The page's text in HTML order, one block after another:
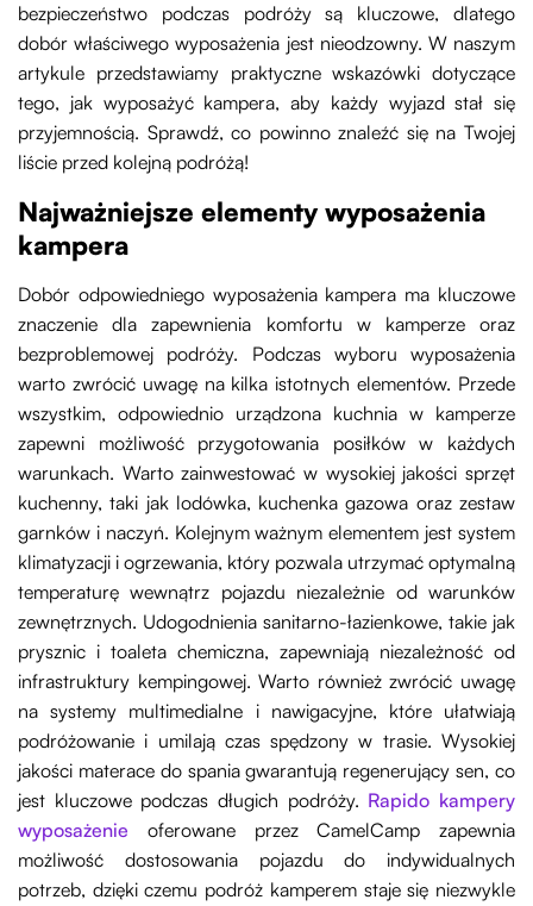
bezpieczeństwo podczas podróży są kluczowe, dlatego
dobór właściwego wyposażenia jest nieodzowny. W naszym
artykule przedstawiamy praktyczne wskazówki dotyczące
tego, jak wyposażyć kampera, aby każdy wyjazd stał się
przyjemnością. Sprawdź, co powinno znaleźć się na Twojej
liście przed kolejną podróżą!
Najważniejsze elementy wyposażenia
kampera
Dobór odpowiedniego wyposażenia kampera ma kluczowe
znaczenie dla zapewnienia komfortu w kamperze oraz
bezproblemowej podróży. Podczas wyboru wyposażenia
warto zwrócić uwagę na kilka istotnych elementów. Przede
wszystkim, odpowiednio urządzona kuchnia w kamperze
zapewni możliwość przygotowania posiłków w każdych
warunkach. Warto zainwestować w wysokiej jakości sprzęt
kuchenny, taki jak lodówka, kuchenka gazowa oraz zestaw
garnków i naczyń. Kolejnym ważnym elementem jest system
klimatyzacji i ogrzewania, który pozwala utrzymać optymalną
temperaturę wewnątrz pojazdu niezależnie od warunków
zewnętrznych. Udogodnienia sanitarno-łazienkowe, takie jak
prysznic i toaleta chemiczna, zapewniają niezależność od
infrastruktury kempingowej. Warto również zwrócić uwagę
na systemy multimedialne i nawigacyjne, które ułatwiają
podróżowanie i umilają czas spędzony w trasie. Wysokiej
jakości materace do spania gwarantują regenerujący sen, co
jest kluczowe podczas długich podróży. Rapido kampery
wyposażenie oferowane przez CamelCamp zapewnia
możliwość dostosowania pojazdu do indywidualnych
potrzeb, dzięki czemu podróż kamperem staje się niezwykle